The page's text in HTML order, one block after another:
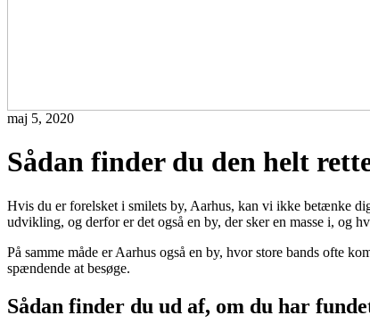
maj 5, 2020
Sådan finder du den helt
Hvis du er forelsket i smilets by, Aarhus, kan vi ikke betænke
udvikling, og derfor er det også en by, der sker en masse i, og
På samme måde er Aarhus også en by, hvor store bands ofte
spændende at besøge.
Sådan finder du ud af, om du har